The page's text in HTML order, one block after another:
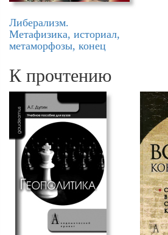
Либерализм.
Метафизика, историал,
метаморфозы, конец
К прочтению